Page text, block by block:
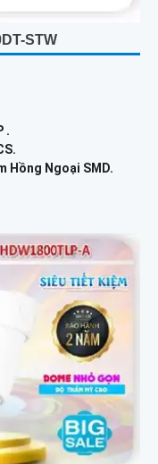
STW
.
Hồng Ngoại SMD.